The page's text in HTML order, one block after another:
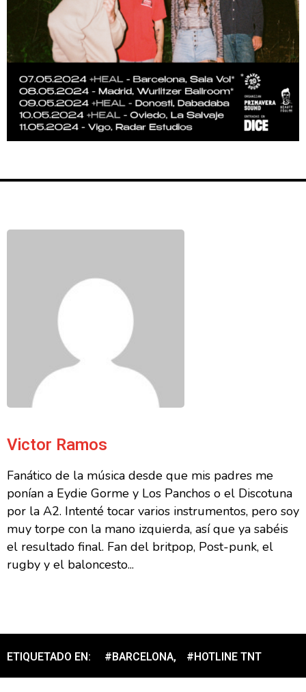
Victor Ramos
Fanático de la música desde que mis padres me
ponían a Eydie Gorme y Los Panchos o el Discotuna
por la A2. Intenté tocar varios instrumentos, pero soy
muy torpe con la mano izquierda, así que ya sabéis
el resultado final. Fan del britpop, Post-punk, el
rugby y el baloncesto...
ETIQUETADO EN: #BARCELONA, #HOTLINE TNT